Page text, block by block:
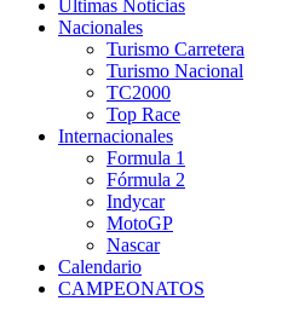
Últimas Noticias
Nacionales
Turismo Carretera
Turismo Nacional
TC2000
Top Race
Internacionales
Formula 1
Fórmula 2
Indycar
MotoGP
Nascar
Calendario
CAMPEONATOS